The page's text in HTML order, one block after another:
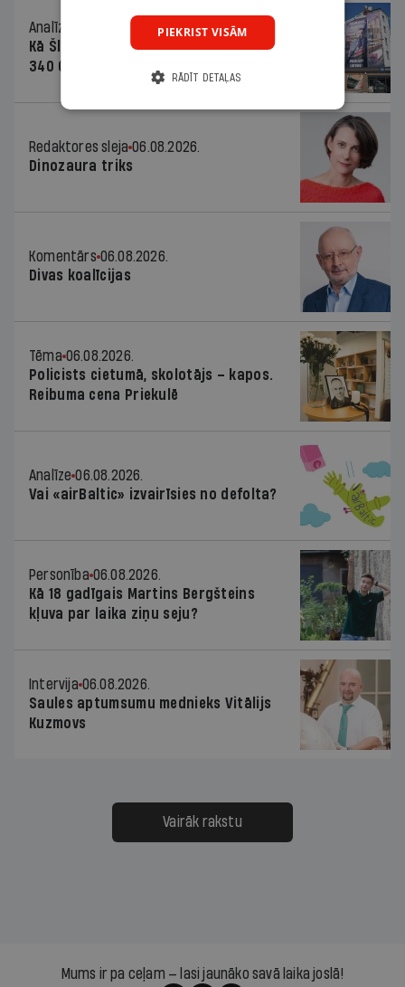
Analīze
Kā Šlesera partija palika nesodīta par
340 000 vērtu reklāmas kampaņu
Redaktores sleja 06.08.2026.
Dinozaura triks
Komentārs 06.08.2026.
Divas koalīcijas
Tēma 06.08.2026.
Policists cietumā, skolotājs – kapos.
Reibuma cena Priekulē
Analīze 06.08.2026.
Vai «airBaltic» izvairīsies no defolta?
Personība 06.08.2026.
Kā 18 gadīgais Martins Bergšteins
kļuva par laika ziņu seju?
Intervija 06.08.2026.
Saules aptumsumu mednieks Vitālijs
Kuzmovs
Vairāk rakstu
Mums ir pa ceļam — lasi jaunāko savā laika joslā!
PIEKRIST VISĀM
RĀDĪT DETAĻAS